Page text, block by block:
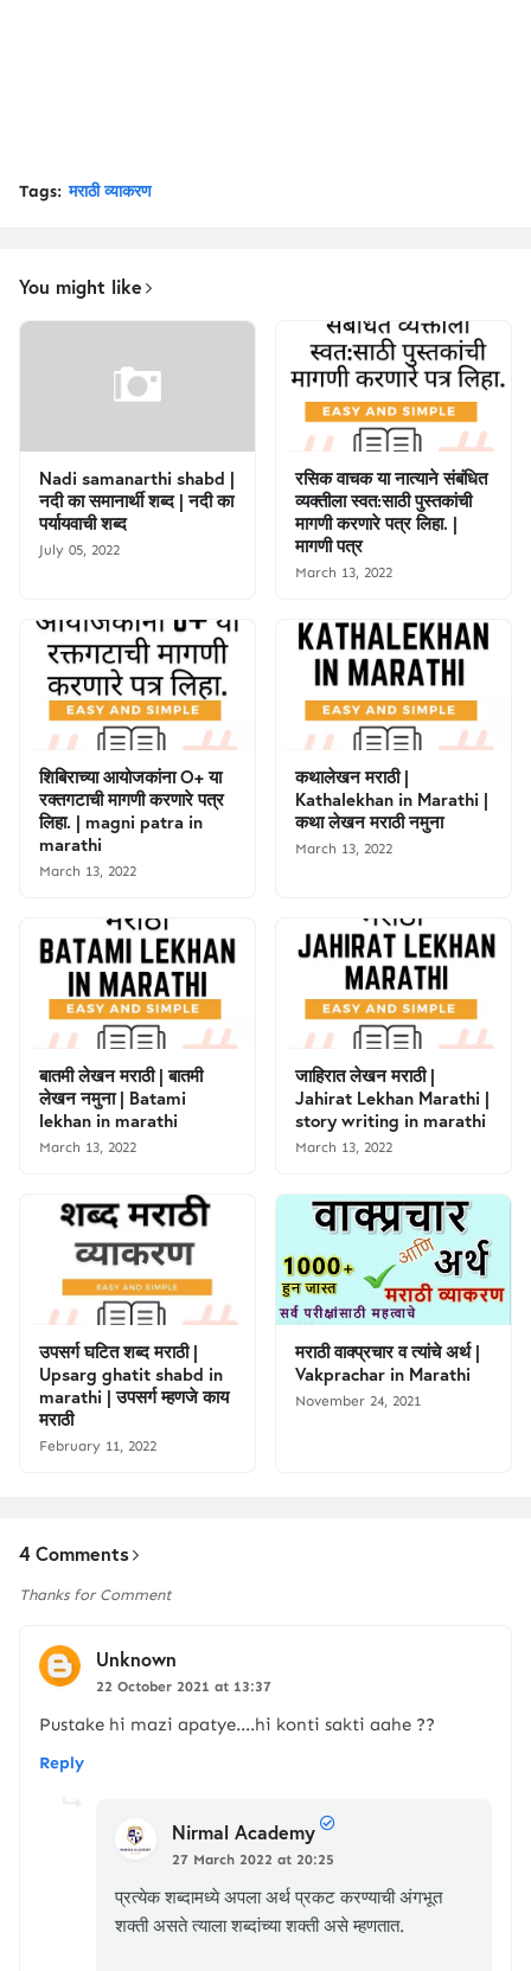
Tags: मराठी व्याकरण
You might like
Nadi samanarthi shabd |
नदी का समानार्थी शब्द | नदी का
पर्यायवाची शब्द
July 05, 2022
रसिक वाचक या नात्याने संबंधित
व्यक्तीला स्वत:साठी पुस्तकांची
मागणी करणारे पत्र लिहा. |
मागणी पत्र
March 13, 2022
शिबिराच्या आयोजकांना O+ या
रक्तगटाची मागणी करणारे पत्र
लिहा. | magni patra in
marathi
March 13, 2022
कथालेखन मराठी |
Kathalekhan in Marathi |
कथा लेखन मराठी नमुना
March 13, 2022
बातमी लेखन मराठी | बातमी
लेखन नमुना | Batami
lekhan in marathi
March 13, 2022
जाहिरात लेखन मराठी |
Jahirat Lekhan Marathi |
story writing in marathi
March 13, 2022
उपसर्ग घटित शब्द मराठी |
Upsarg ghatit shabd in
marathi | उपसर्ग म्हणजे काय
मराठी
February 11, 2022
मराठी वाक्प्रचार व त्यांचे अर्थ |
Vakprachar in Marathi
November 24, 2021
4 Comments
Thanks for Comment
Unknown
22 October 2021 at 13:37
Pustake hi mazi apatye....hi konti sakti aahe ??
Reply
Nirmal Academy
27 March 2022 at 20:25
प्रत्येक शब्दामध्ये अपला अर्थ प्रकट करण्याची अंगभूत
शक्ती असते त्याला शब्दांच्या शक्ती असे म्हणतात.